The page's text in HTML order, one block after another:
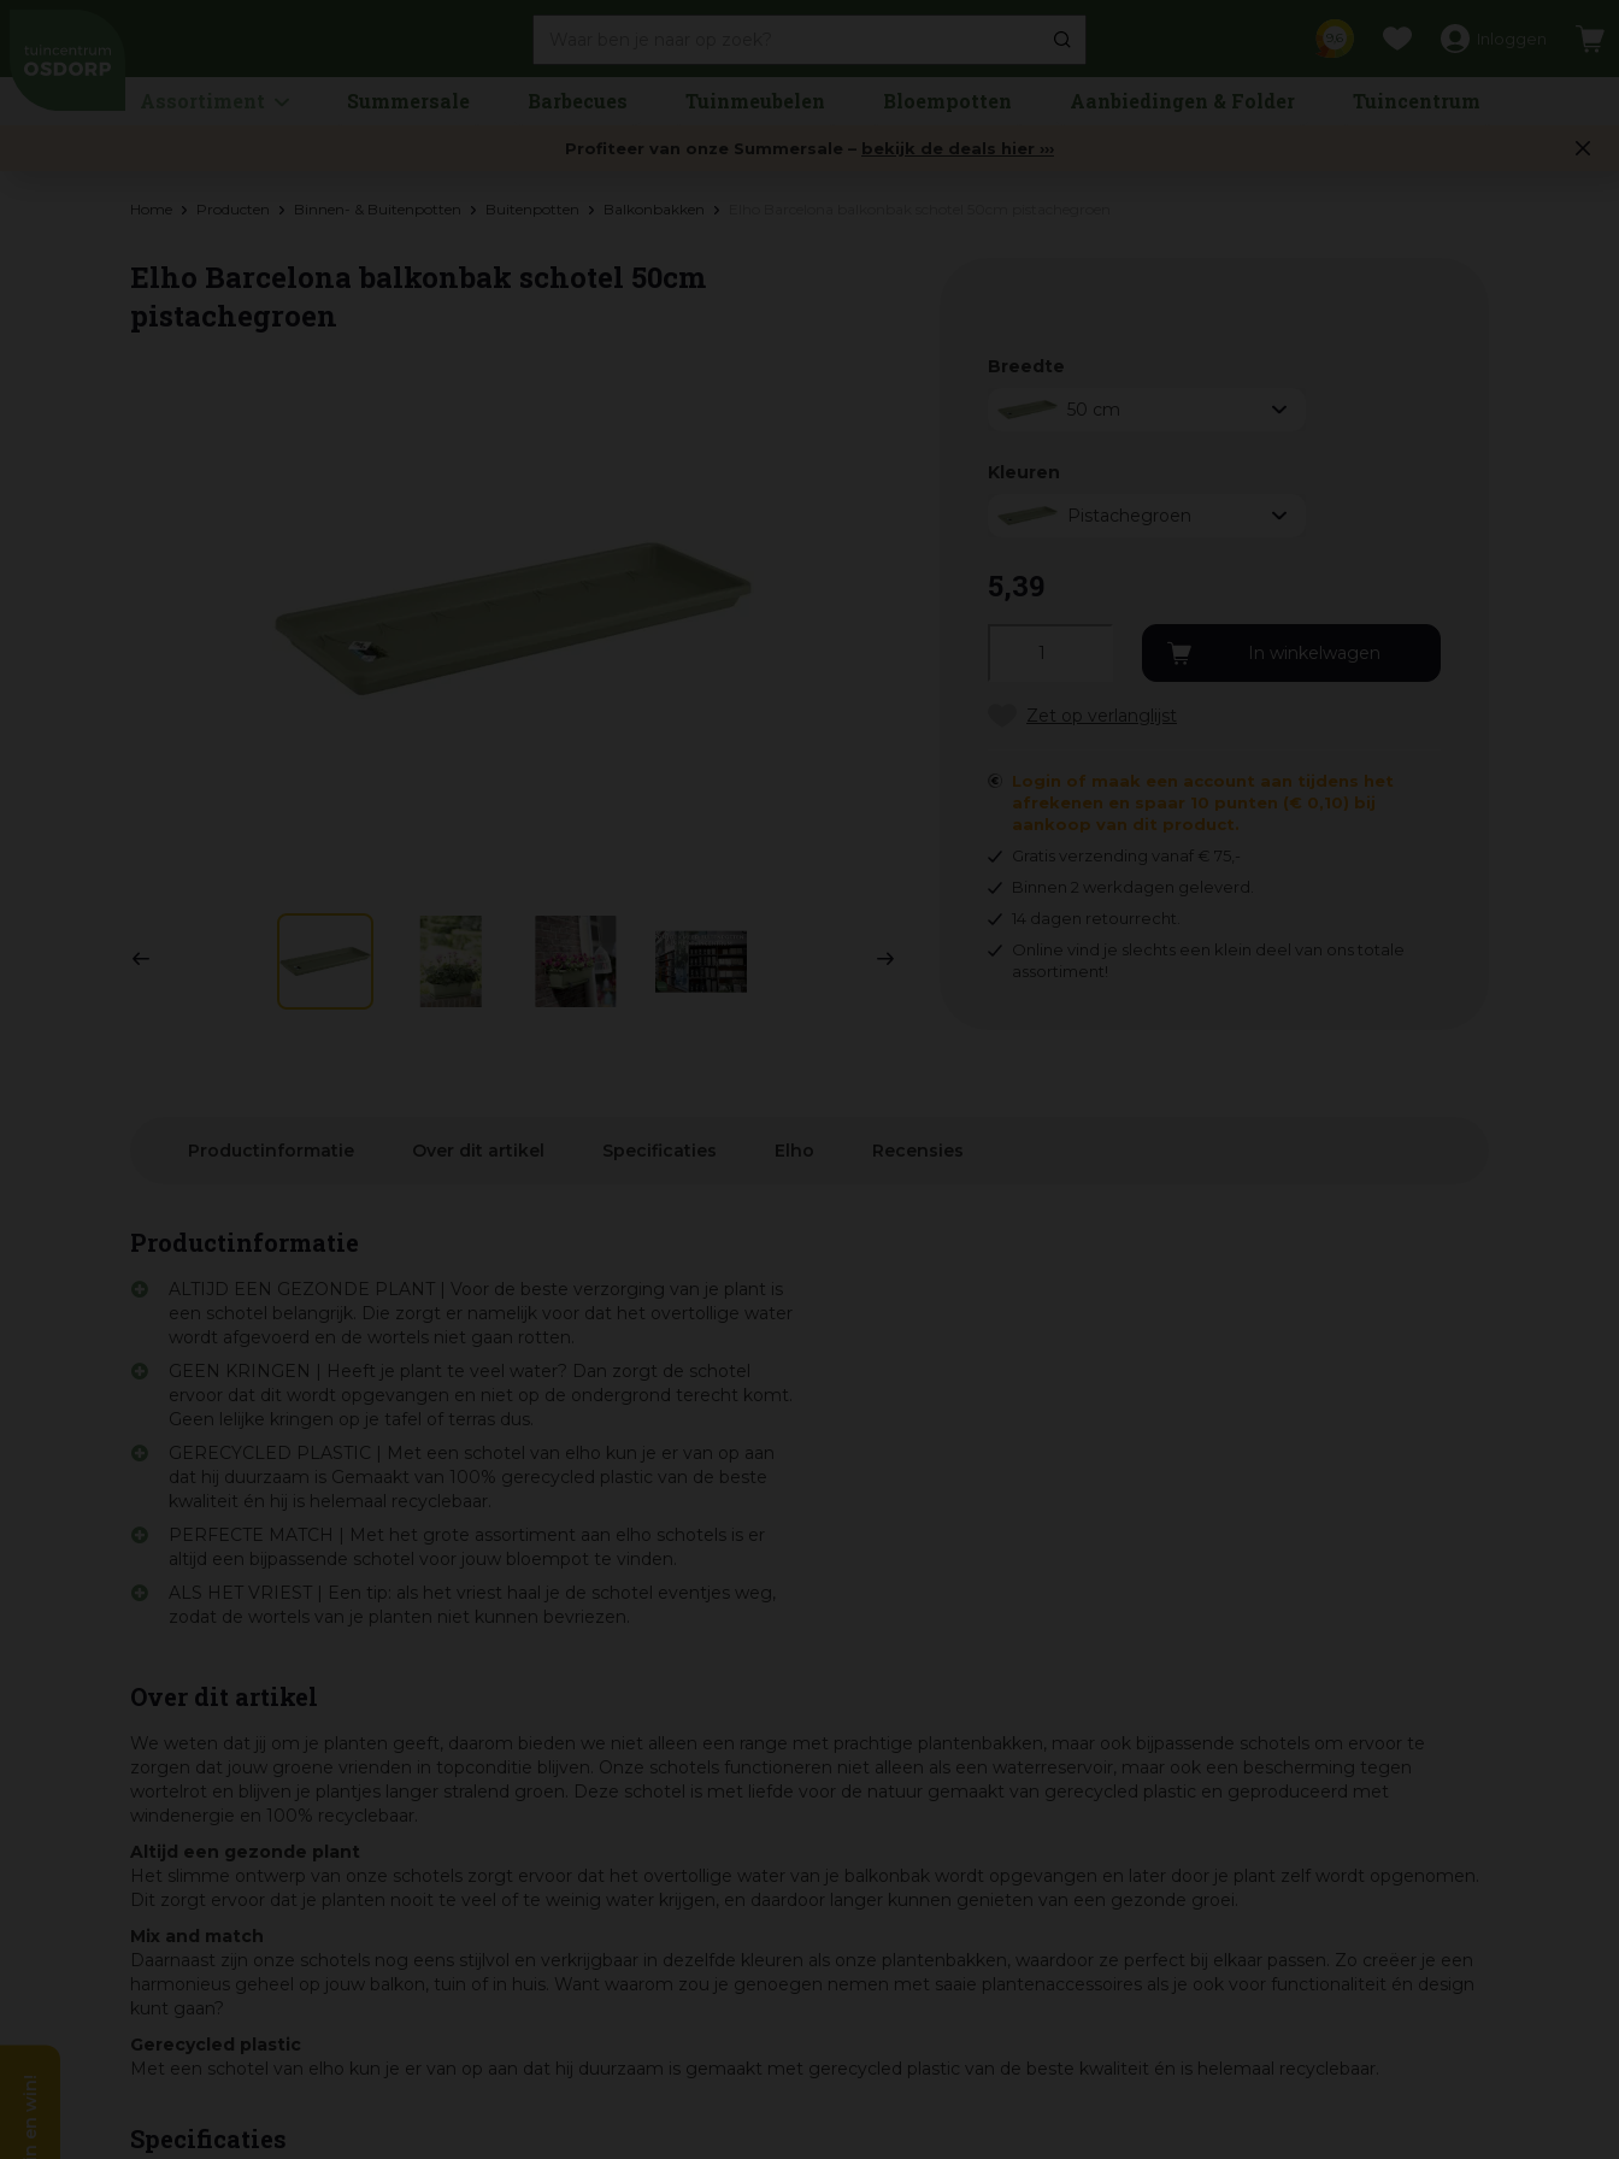
Home Producten Binnen- & Buitenpotten Buitenpotten Balkonbakken
Summersale Barbecues Tuinmeubelen Bloempotten Aanbiedingen & Folder Tuincentrum
Profiteer van onze Summersale – bekijk de deals hier ›››
Elho Barcelona balkonbak schotel 50cm
pistachegroen
Breedte
50 cm
Kleuren
Pistachegroen
5,39
Login of maak een account aan tijdens het
afrekenen en spaar 10 punten (€ 0,10) bij
aankoop van dit product.
Gratis verzending vanaf € 75,-
Binnen 2 werkdagen geleverd.
14 dagen retourrecht.
Online vind je slechts een klein deel van ons totale
assortiment!
Productinformatie Over dit artikel Specificaties Elho Recensies
Productinformatie
ALTIJD EEN GEZONDE PLANT | Voor de beste verzorging van je plant is
een schotel belangrijk. Die zorgt er namelijk voor dat het overtollige water
wordt afgevoerd en de wortels niet gaan rotten.
GEEN KRINGEN | Heeft je plant te veel water? Dan zorgt de schotel
ervoor dat dit wordt opgevangen en niet op de ondergrond terecht komt.
Geen lelijke kringen op je tafel of terras dus.
GERECYCLED PLASTIC | Met een schotel van elho kun je er van op aan
dat hij duurzaam is Gemaakt van 100% gerecycled plastic van de beste
kwaliteit én hij is helemaal recyclebaar.
PERFECTE MATCH | Met het grote assortiment aan elho schotels is er
altijd een bijpassende schotel voor jouw bloempot te vinden.
ALS HET VRIEST | Een tip: als het vriest haal je de schotel eventjes weg,
zodat de wortels van je planten niet kunnen bevriezen.
Over dit artikel
We weten dat jij om je planten geeft, daarom bieden we niet alleen een range met prachtige plantenbakken, maar ook bijpassende schotels om ervoor te
zorgen dat jouw groene vrienden in topconditie blijven. Onze schotels functioneren niet alleen als een waterreservoir, maar ook een bescherming tegen
wortelrot en blijven je plantjes langer stralend groen. Deze schotel is met liefde voor de natuur gemaakt van gerecycled plastic en geproduceerd met
windenergie en 100% recyclebaar.
Altijd een gezonde plant
Het slimme ontwerp van onze schotels zorgt ervoor dat het overtollige water van je balkonbak wordt opgevangen en later door je plant zelf wordt opgenomen.
Dit zorgt ervoor dat je planten nooit te veel of te weinig water krijgen, en daardoor langer kunnen genieten van een gezonde groei.
Mix and match
Daarnaast zijn onze schotels nog eens stijlvol en verkrijgbaar in dezelfde kleuren als onze plantenbakken, waardoor ze perfect bij elkaar passen. Zo creëer je een
harmonieus geheel op jouw balkon, tuin of in huis. Want waarom zou je genoegen nemen met saaie plantenaccessoires als je ook voor functionaliteit én design
kunt gaan?
Gerecycled plastic
Met een schotel van elho kun je er van op aan dat hij duurzaam is gemaakt met gerecycled plastic van de beste kwaliteit én is helemaal recyclebaar.
Specificaties